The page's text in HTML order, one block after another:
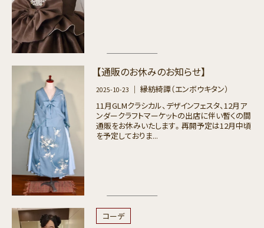
【通販のお休みのお知らせ】
2025-10-23
｜ 縁紡綺譚（エンボウキタン）
11月GLMクラシカル、デザインフェスタ、12月ア
ンダークラフトマーケットの出店に伴い暫くの間
通販をお休みいたします。再開予定は12月中頃
を予定しておりま...
コーデ